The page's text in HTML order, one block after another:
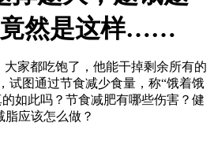
然是这样……
大家都吃饱了，他能干掉剩余所有的
试图通过节食减少食量，称“饿着饿
如此吗？节食减肥有哪些伤害？健
脂应该怎么做？